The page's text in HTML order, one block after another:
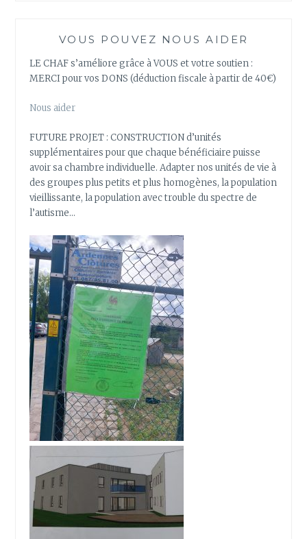
VOUS POUVEZ NOUS AIDER
LE CHAF s’améliore grâce à VOUS et votre soutien :
MERCI pour vos DONS (déduction fiscale à partir de 40€)
Nous aider
FUTURE PROJET : CONSTRUCTION d’unités
supplémentaires pour que chaque bénéficiaire puisse
avoir sa chambre individuelle. Adapter nos unités de vie à
des groupes plus petits et plus homogènes, la population
vieillissante, la population avec trouble du spectre de
l’autisme…